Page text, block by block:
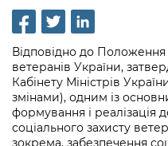
Рішення та
Проєкти
перебувають на
Рішення Київради
Контактна
Освіта та навчальні
Дороги, транспорт
Навколишнє
Містобудування та
Громадська
Громадський бюджет
Консультації з
Громадська рада
Інформація з
Подати запит онлайн
Проекти
інших актів
Медіагалерея
Підписатися на
КМДА / Subscribe to
from the KCSA
Порядок акредитації
Accreditation process
Портал Послуг
Відповідно до
ветеранів України,
Кабінету Міністрів
змінами), одним із
формування і реалізація
соціального захисту